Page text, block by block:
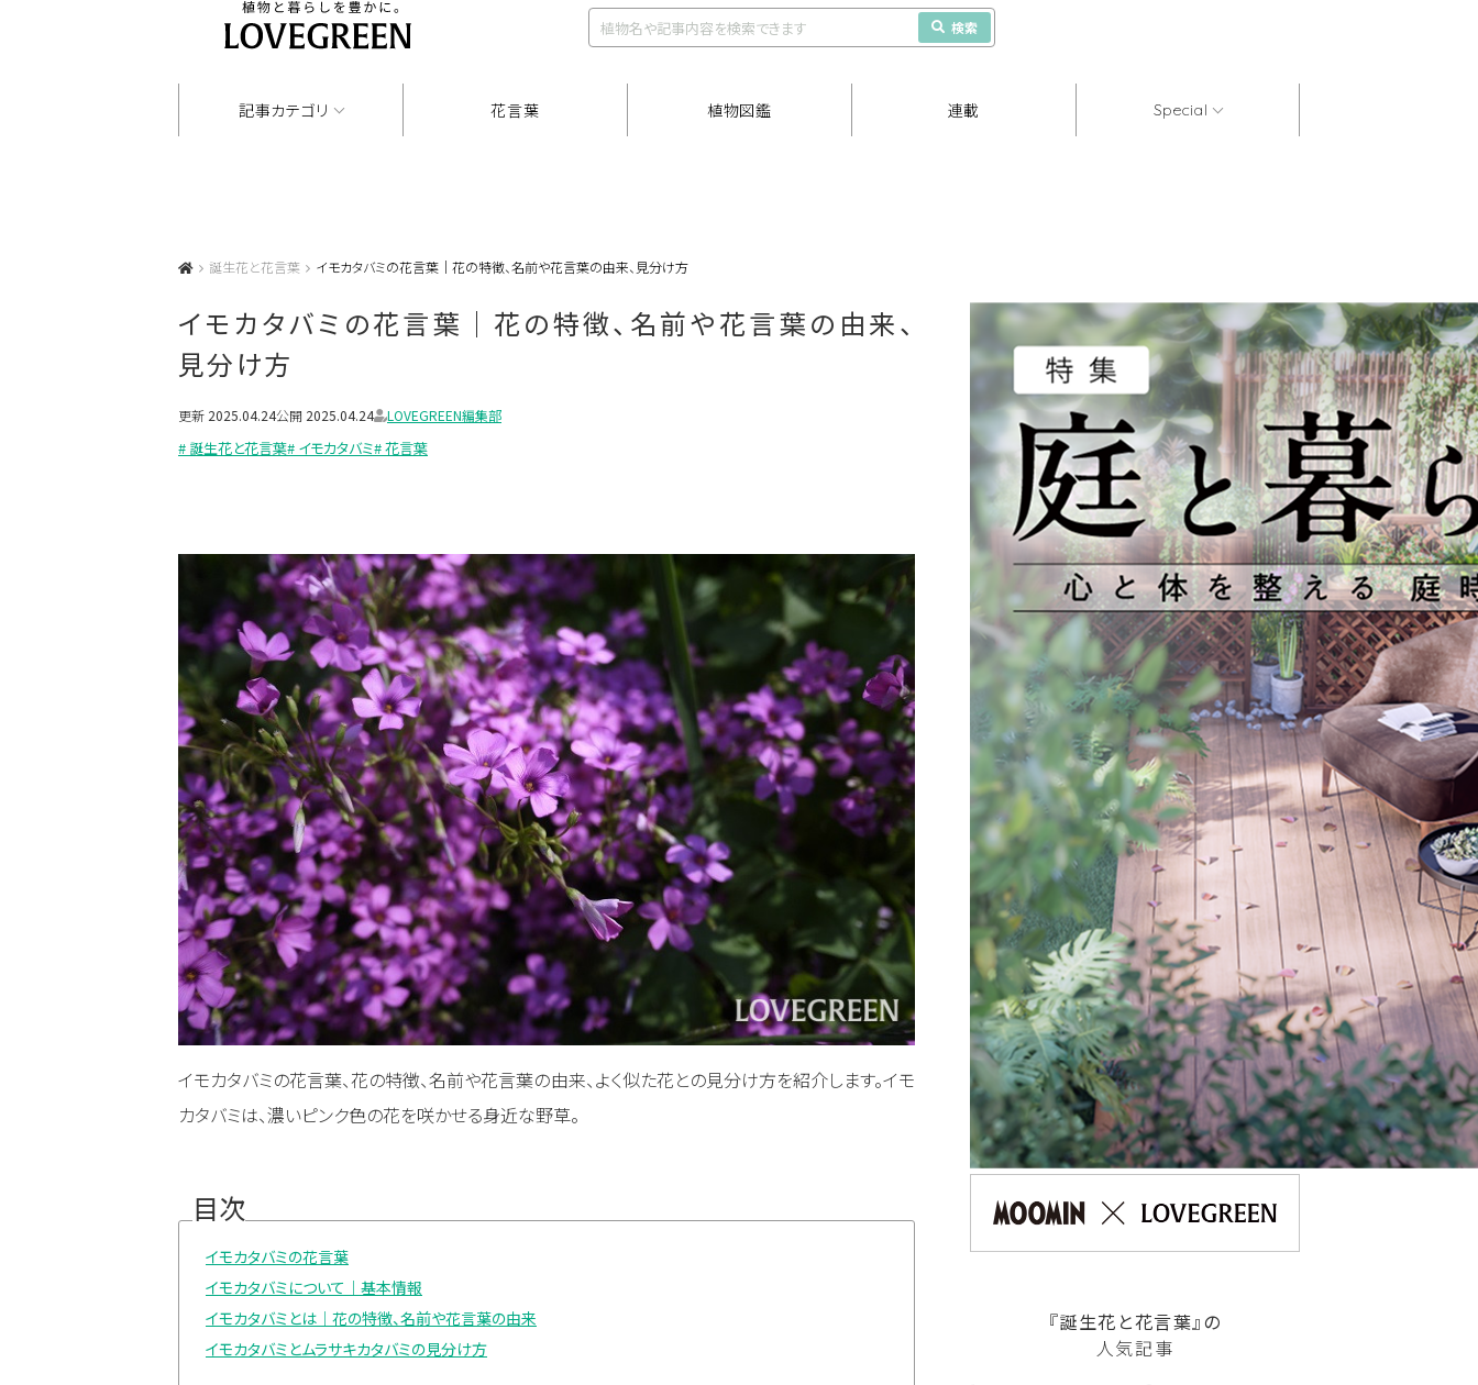
検索
記事カテゴリ 花言葉 植物図鑑 連載 Special
誕生花と花言葉 イモカタバミの花言葉｜花の特徴、名前や花言葉の由来、見分け方
イモカタバミの花言葉｜花の特徴、名前や花言葉の由来、
見分け方
更新 2025.04.24公開 2025.04.24 LOVEGREEN編集部
# 誕生花と花言葉# イモカタバミ# 花言葉
イモカタバミの花言葉、花の特徴、名前や花言葉の由来、よく似た花との見分け方を紹介します。イモ
カタバミは、濃いピンク色の花を咲かせる身近な野草。
目次
イモカタバミの花言葉
イモカタバミについて｜基本情報
イモカタバミとは｜花の特徴、名前や花言葉の由来
イモカタバミとムラサキカタバミの見分け方
『誕生花と花言葉』の
人気記事